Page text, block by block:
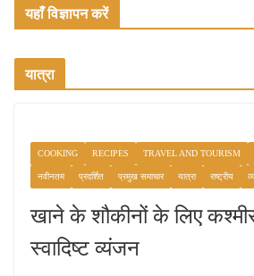
यहाँ विज्ञापन करें
यात्रा
COOKING RECIPES TRAVEL AND TOURISM
नवीनतम प्रदर्शित प्रमुख समाचार यात्रा राष्ट्रीय
खाने के शौकीनों के लिए
स्वादिष्ट व्यंजन